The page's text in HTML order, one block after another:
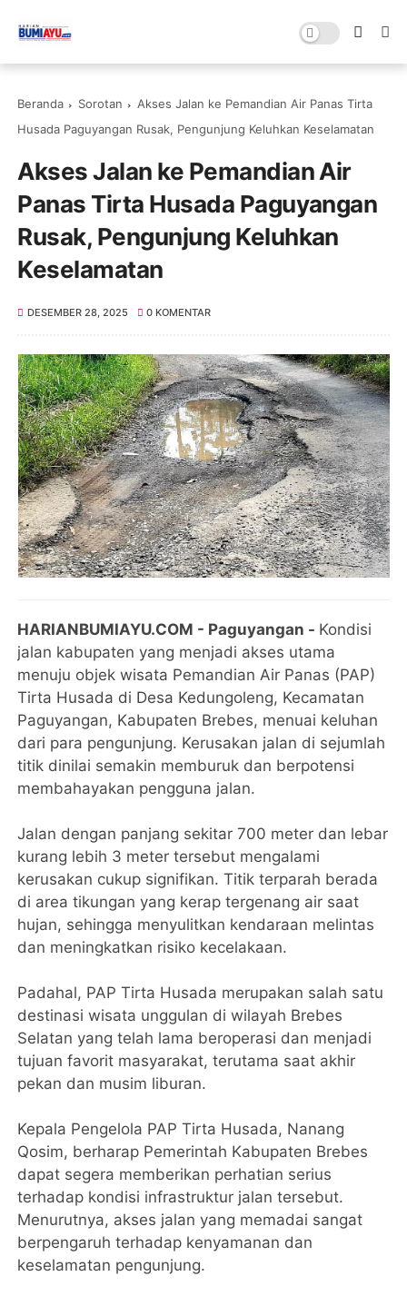
Beranda Sorotan
Akses Jalan ke Pemandian Air Panas Tirta
Husada Paguyangan Rusak, Pengunjung Keluhkan Keselamatan
Akses Jalan ke Pemandian Air
Panas Tirta Husada Paguyangan
Rusak, Pengunjung Keluhkan
Keselamatan
DESEMBER 28, 2025 0 KOMENTAR
HARIANBUMIAYU.COM - Paguyangan - Kondisi
jalan kabupaten yang menjadi akses utama
menuju objek wisata Pemandian Air Panas (PAP)
Tirta Husada di Desa Kedungoleng, Kecamatan
Paguyangan, Kabupaten Brebes, menuai keluhan
dari para pengunjung. Kerusakan jalan di sejumlah
titik dinilai semakin memburuk dan berpotensi
membahayakan pengguna jalan.
Jalan dengan panjang sekitar 700 meter dan lebar
kurang lebih 3 meter tersebut mengalami
kerusakan cukup signifikan. Titik terparah berada
di area tikungan yang kerap tergenang air saat
hujan, sehingga menyulitkan kendaraan melintas
dan meningkatkan risiko kecelakaan.
Padahal, PAP Tirta Husada merupakan salah satu
destinasi wisata unggulan di wilayah Brebes
Selatan yang telah lama beroperasi dan menjadi
tujuan favorit masyarakat, terutama saat akhir
pekan dan musim liburan.
Kepala Pengelola PAP Tirta Husada, Nanang
Qosim, berharap Pemerintah Kabupaten Brebes
dapat segera memberikan perhatian serius
terhadap kondisi infrastruktur jalan tersebut.
Menurutnya, akses jalan yang memadai sangat
berpengaruh terhadap kenyamanan dan
keselamatan pengunjung.